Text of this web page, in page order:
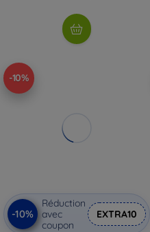
-10%
-10%
Réduction
avec
coupon
EXTRA10